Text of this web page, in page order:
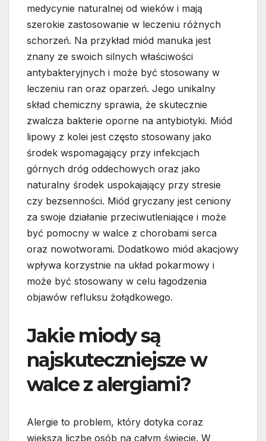
medycynie naturalnej od wieków i mają
szerokie zastosowanie w leczeniu różnych
schorzeń. Na przykład miód manuka jest
znany ze swoich silnych właściwości
antybakteryjnych i może być stosowany w
leczeniu ran oraz oparzeń. Jego unikalny
skład chemiczny sprawia, że skutecznie
zwalcza bakterie oporne na antybiotyki. Miód
lipowy z kolei jest często stosowany jako
środek wspomagający przy infekcjach
górnych dróg oddechowych oraz jako
naturalny środek uspokajający przy stresie
czy bezsenności. Miód gryczany jest ceniony
za swoje działanie przeciwutleniające i może
być pomocny w walce z chorobami serca
oraz nowotworami. Dodatkowo miód akacjowy
wpływa korzystnie na układ pokarmowy i
może być stosowany w celu łagodzenia
objawów refluksu żołądkowego.
Jakie miody są
najskuteczniejsze w
walce z alergiami?
Alergie to problem, który dotyka coraz
większą liczbę osób na całym świecie. W